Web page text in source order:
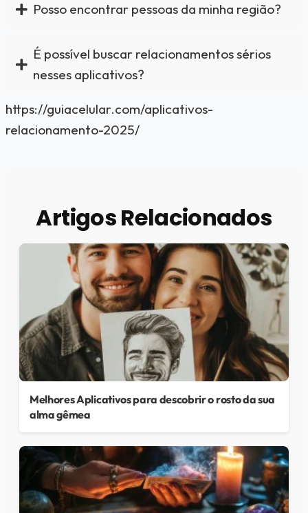
Posso encontrar pessoas da minha região?
É possível buscar relacionamentos sérios
nesses aplicativos?
https://guiacelular.com/aplicativos-
relacionamento-2025/
Artigos Relacionados
Melhores Aplicativos para descobrir o rosto da sua
alma gêmea